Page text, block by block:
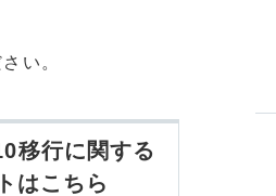
い。
移行に関する
はこちら